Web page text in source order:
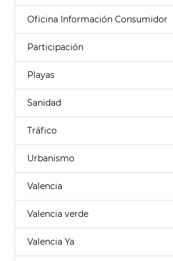
Oficina Información Consumidor
Participación
Playas
Sanidad
Tráfico
Urbanismo
Valencia
Valencia verde
Valencia Ya